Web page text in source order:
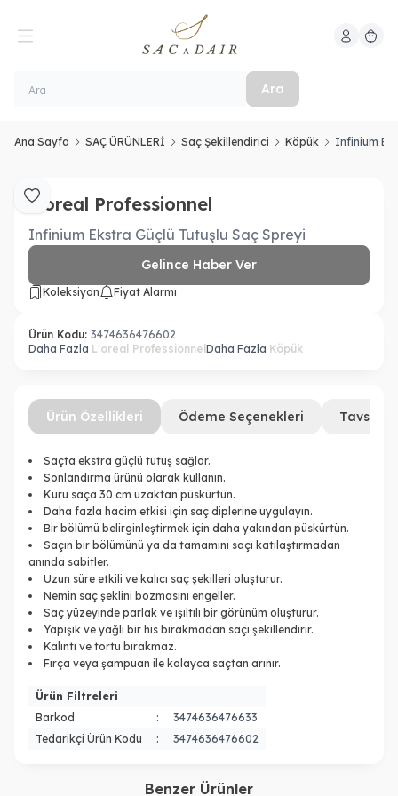
Ara
Hesabım
Ana Sayfa SAÇ ÜRÜNLERİ Saç Şekillendirici Köpük Infinium
Favoriye Ekle
L'oreal Professionnel
Infinium Ekstra Güçlü Tutuşlu Saç Spreyi
Gelince Haber Ver
Koleksiyon Fiyat Alarmı
Ürün Kodu: 3474636476602
Daha Fazla L'oreal Professionnel Daha Fazla Köpük
Ürün Özellikleri Ödeme Seçenekleri Tavsiye
Saçta ekstra güçlü tutuş sağlar.
Sonlandırma ürünü olarak kullanın.
Kuru saça 30 cm uzaktan püskürtün.
Daha fazla hacim etkisi için saç diplerine uygulayın.
Bir bölümü belirginleştirmek için daha yakından püskürtün.
Saçın bir bölümünü ya da tamamını saçı katılaştırmadan
anında sabitler.
Uzun süre etkili ve kalıcı saç şekilleri oluşturur.
Nemin saç şeklini bozmasını engeller.
Saç yüzeyinde parlak ve ışıltılı bir görünüm oluşturur.
Yapışık ve yağlı bir his bırakmadan saçı şekillendirir.
Kalıntı ve tortu bırakmaz.
Fırça veya şampuan ile kolayca saçtan arınır.
Ürün Filtreleri
Barkod
:
3474636476633
Tedarikçi Ürün Kodu
: 3474636476602
Benzer Ürünler